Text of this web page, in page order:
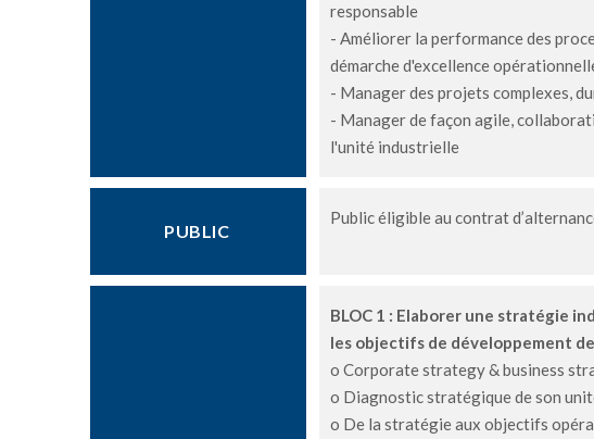
responsable
- Améliorer la performance des
démarche d'excellence
- Manager des projets complexes,
- Manager de façon agile,
l'unité industrielle
PUBLIC
Public éligible au contrat
BLOC 1 : Elaborer une stratégie
les objectifs de développement
o Corporate strategy & business
o Diagnostic stratégique de son
o De la stratégie aux objectifs